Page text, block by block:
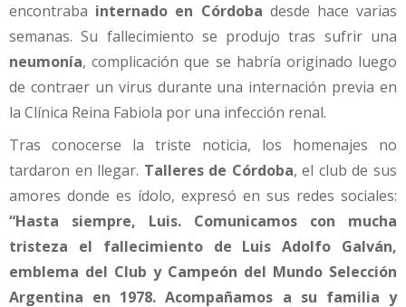
encontraba internado en Córdoba desde hace varias
semanas. Su fallecimiento se produjo tras sufrir una
neumonía, complicación que se habría originado luego
de contraer un virus durante una internación previa en
la Clínica Reina Fabiola por una infección renal.
Tras conocerse la triste noticia, los homenajes no
tardaron en llegar. Talleres de Córdoba, el club de sus
amores donde es ídolo, expresó en sus redes sociales:
“Hasta siempre, Luis. Comunicamos con mucha
tristeza el fallecimiento de Luis Adolfo Galván,
emblema del Club y Campeón del Mundo Selección
Argentina en 1978. Acompañamos a su familia y